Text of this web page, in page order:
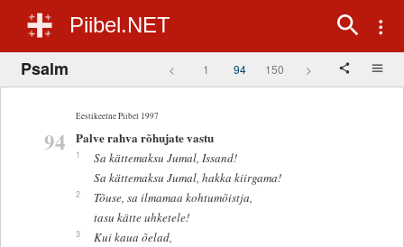
Piibel.NET
Psalm < 1 94 150 >
Eestikeelne Piibel 1997
94 Palve rahva rõhujate vastu
1
Sa kättemaksu Jumal, Issand!
Sa kättemaksu Jumal, hakka kiirgama!
2
Tõuse, sa ilmamaa kohtumõistja,
tasu kätte uhketele!
3
Kui kaua õelad,